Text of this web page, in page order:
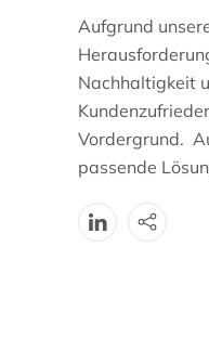
Aufgrund
Nachhaltigkeit
Vordergrund.
passende